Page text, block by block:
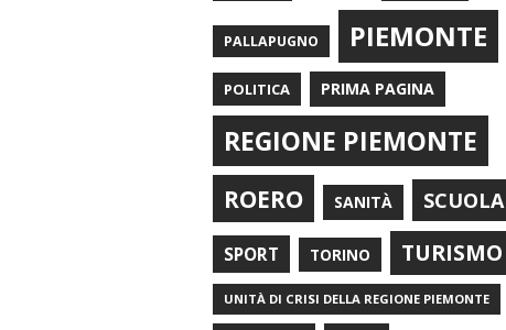
PALLAPUGNO PIEMONTE
POLITICA PRIMA PAGINA
REGIONE PIEMONTE
ROERO SANITÀ SCUOLA
SPORT TORINO TURISMO
UNITÀ DI CRISI DELLA REGIONE PIEMONTE